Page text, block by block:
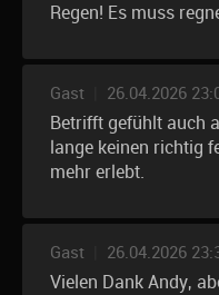
Regen! Es muss
Gast 26.04.2026
Betrifft gefühlt auch
lange keinen richtig
mehr erlebt.
Gast 26.04.2026
Vielen Dank Andy,